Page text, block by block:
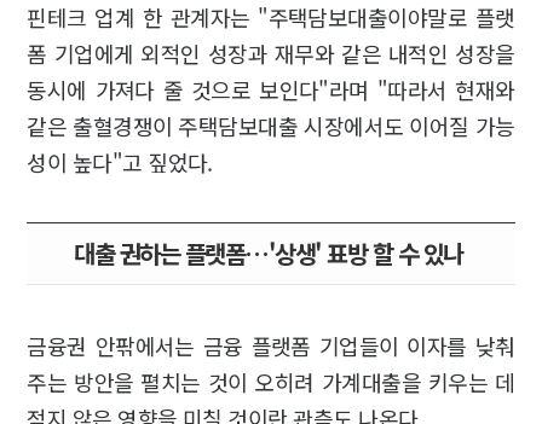
핀테크 업계 한 관계자는 "주택담보대출이야말로 플랫
폼 기업에게 외적인 성장과 재무와 같은 내적인 성장을
동시에 가져다 줄 것으로 보인다"라며 "따라서 현재와
같은 출혈경쟁이 주택담보대출 시장에서도 이어질 가능
성이 높다"고 짚었다.
대출 권하는 플랫폼…'상생' 표방 할 수 있나
금융권 안팎에서는 금융 플랫폼 기업들이 이자를 낮춰
주는 방안을 펼치는 것이 오히려 가계대출을 키우는 데